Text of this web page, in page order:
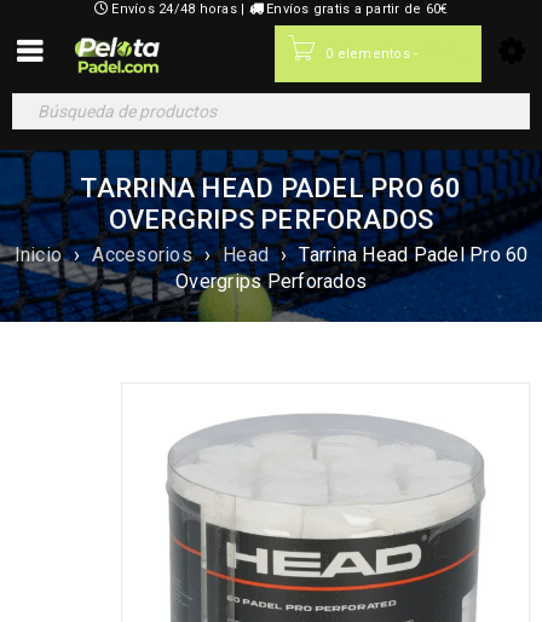
Envíos 24/48 horas | Envíos gratis a partir de 60€
0 elementos -
TARRINA HEAD PADEL PRO 60
OVERGRIPS PERFORADOS
Inicio › Accesorios › Head › Tarrina Head Padel Pro 60
Overgrips Perforados